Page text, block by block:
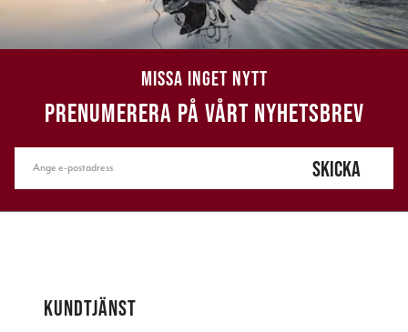
MISSA INGET NYTT
PRENUMERERA PÅ VÅRT NYHETSBREV
SKICKA
KUNDTJÄNST